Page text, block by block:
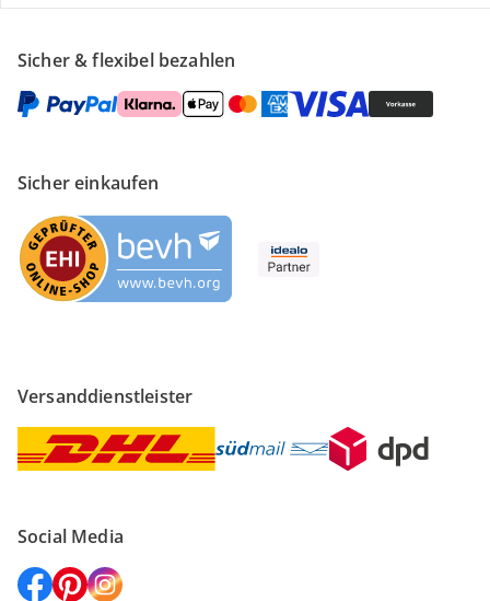
Sicher & flexibel bezahlen
Sicher einkaufen
Versanddienstleister
Social Media